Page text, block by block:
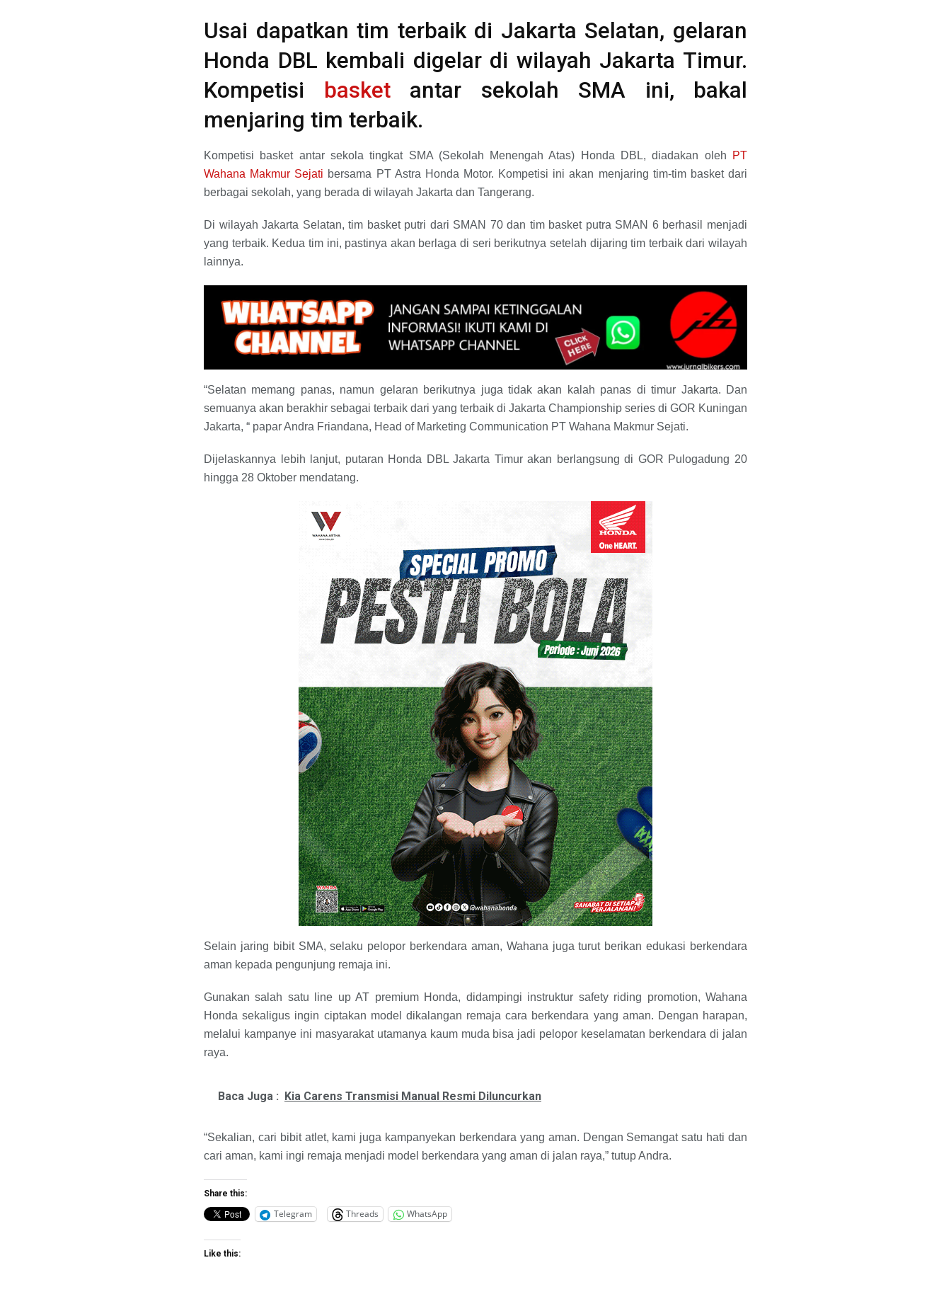
Usai dapatkan tim terbaik di Jakarta Selatan, gelaran
Honda DBL kembali digelar di wilayah Jakarta Timur.
Kompetisi basketantar sekolah SMA ini, bakal
menjaring tim terbaik.
Kompetisi basket antar sekola tingkat SMA (Sekolah Menengah Atas) Honda DBL, diadakan oleh
PT
Wahana Makmur Sejati bersama PT Astra Honda Motor. Kompetisi ini akan menjaring tim-tim basket dari
berbagai sekolah, yang berada di wilayah Jakarta dan Tangerang.
Di wilayah Jakarta Selatan, tim basket putri dari SMAN 70 dan tim basket putra SMAN 6 berhasil menjadi
yang terbaik. Kedua tim ini, pastinya akan berlaga di seri berikutnya setelah dijaring tim terbaik dari wilayah
lainnya.
“Selatan memang panas, namun gelaran berikutnya juga tidak akan kalah panas di timur Jakarta. Dan
semuanya akan berakhir sebagai terbaik dari yang terbaik di Jakarta Championship series di GOR Kuningan
Jakarta, “ papar Andra Friandana, Head of Marketing Communication PT Wahana Makmur Sejati.
Dijelaskannya lebih lanjut, putaran Honda DBL Jakarta Timur akan berlangsung di GOR Pulogadung 20
hingga 28 Oktober mendatang.
Selain jaring bibit SMA, selaku pelopor berkendara aman, Wahana juga turut berikan edukasi berkendara
aman kepada pengunjung remaja ini.
Gunakan salah satu line up AT premium Honda, didampingi instruktur safety riding promotion, Wahana
Honda sekaligus ingin ciptakan model dikalangan remaja cara berkendara yang aman. Dengan harapan,
melalui kampanye ini masyarakat utamanya kaum muda bisa jadi pelopor keselamatan berkendara di jalan
raya.
Baca Juga : Kia Carens Transmisi Manual Resmi Diluncurkan
“Sekalian, cari bibit atlet, kami juga kampanyekan berkendara yang aman. Dengan Semangat satu hati dan
cari aman, kami ingi remaja menjadi model berkendara yang aman di jalan raya,” tutup Andra.
Share this:
Telegram Threads WhatsApp
Like this: